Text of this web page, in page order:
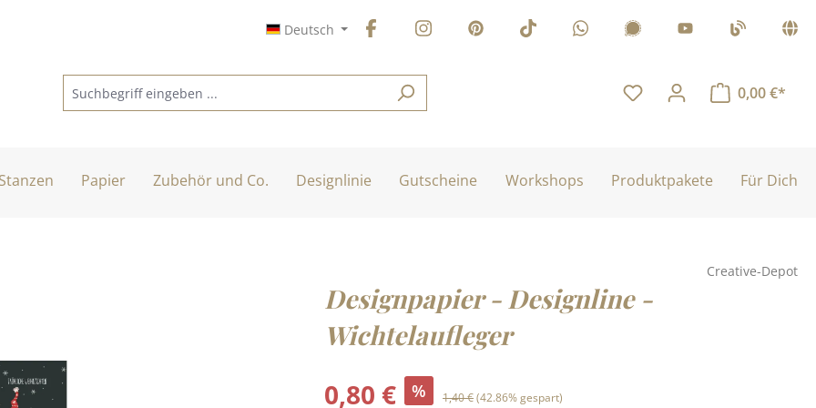
Deutsch
0,00 €*
Stanzen Papier Zubehör und Co. Designlinie Gutscheine Workshops Produktpakete Für Dich
Creative-Depot
Designpapier - Designline -
Wichtelaufleger
Verkaufspreis:
0,80 € % Regulärer Preis:
1,40 €(42.86% gespart)